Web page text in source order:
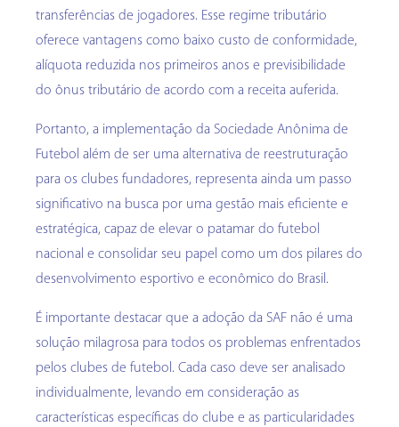
transferências de jogadores. Esse regime tributário
oferece vantagens como baixo custo de conformidade,
alíquota reduzida nos primeiros anos e previsibilidade
do ônus tributário de acordo com a receita auferida.
Portanto, a implementação da Sociedade Anônima de
Futebol além de ser uma alternativa de reestruturação
para os clubes fundadores, representa ainda um passo
significativo na busca por uma gestão mais eficiente e
estratégica, capaz de elevar o patamar do futebol
nacional e consolidar seu papel como um dos pilares do
desenvolvimento esportivo e econômico do Brasil.
É importante destacar que a adoção da SAF não é uma
solução milagrosa para todos os problemas enfrentados
pelos clubes de futebol. Cada caso deve ser analisado
individualmente, levando em consideração as
características específicas do clube e as particularidades